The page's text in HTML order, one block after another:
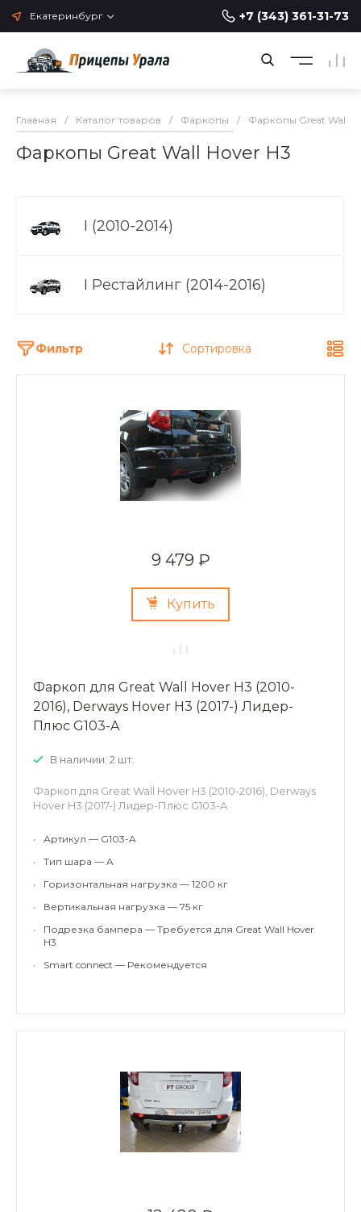
Екатеринбург +7 (343) 361-31-73
Главная / Каталог товаров / Фаркопы / Фаркопы Great Wall
Фаркопы Great Wall Hover H3
I (2010-2014)
I Рестайлинг (2014-2016)
Фильтр Сортировка
9 479 ₽
Купить
Фаркоп для Great Wall Hover H3 (2010-
2016), Derways Hover H3 (2017-) Лидер-
Плюс G103-A
В наличии: 2 шт.
Фаркоп для Great Wall Hover H3 (2010-2016), Derways
Hover H3 (2017-) Лидер-Плюс G103-A
•
Артикул — G103-A
•
Тип шара — A
•
Горизонтальная нагрузка — 1200 кг
•
Вертикальная нагрузка — 75 кг
•
Подрезка бампера — Требуется для Great Wall Hover
H3
•
Smart connect — Рекомендуется